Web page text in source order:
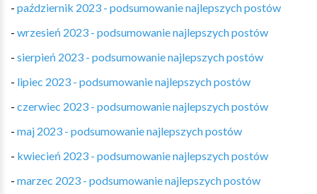
- październik 2023 - podsumowanie najlepszych postów
- wrzesień 2023 - podsumowanie najlepszych postów
- sierpień 2023 - podsumowanie najlepszych postów
- lipiec 2023 - podsumowanie najlepszych postów
- czerwiec 2023 - podsumowanie najlepszych postów
- maj 2023 - podsumowanie najlepszych postów
- kwiecień 2023 - podsumowanie najlepszych postów
- marzec 2023 - podsumowanie najlepszych postów